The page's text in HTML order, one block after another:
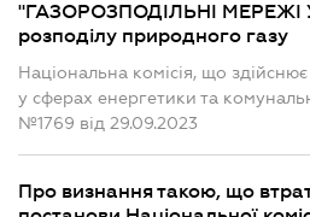
"ГАЗОРОЗПОДІЛЬНІ МЕРЕЖІ
розподілу природного газу
Національна комісія, що
у сферах енергетики та
№1769 від 29.09.2023
Про визнання такою, що